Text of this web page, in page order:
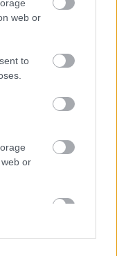
web or
to
or
or app.
állított nagy